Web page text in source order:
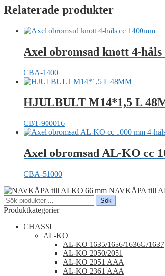
Relaterade produkter
Axel obromsad knott 4-håls
CBA-1400
HJULBULT M14*1,5 L
CBT-900016
Axel obromsad AL-KO cc
CBA-51000
NAVKÅPA till
Sök
efter:
Sök
Produktkategorier
CHASSI
AL-KO
AL-KO 1635/1636/1636G/1637
AL-KO 2050/2051
AL-KO 2051 AAA
AL-KO 2361 AAA